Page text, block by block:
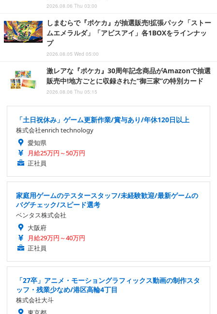
2026.08.06 Thu 03:00
しまむらで『ポケカ』が抽選販売!拡張パック「ストー
ムエメラルダ」「アビスアイ」各1BOXをラインナッ
プ
2026.08.05 Wed 05:00
激レアな『ポケカ』30周年記念商品がAmazonで抽選
販売中!地方ごとに収録された“御三家”の特別カード
2026.08.06 Thu 05:15
「土日祝休み」ゲーム更新作業/賞与あり/年休120日以上
株式会社enrich technology
愛知県
月給25万円～50万円
正社員
家庭用ゲームのテスタースタッフ/未経験歓迎/最新ゲームの
バグチェック/スピード選考
ベンタス株式会社
大阪府
月給29万円～40万円
正社員
「27卒」アニメ・モーショングラフィックス動画の制作スタ
ッフ・残業少なめ/港区高輪4丁目
株式会社大斗